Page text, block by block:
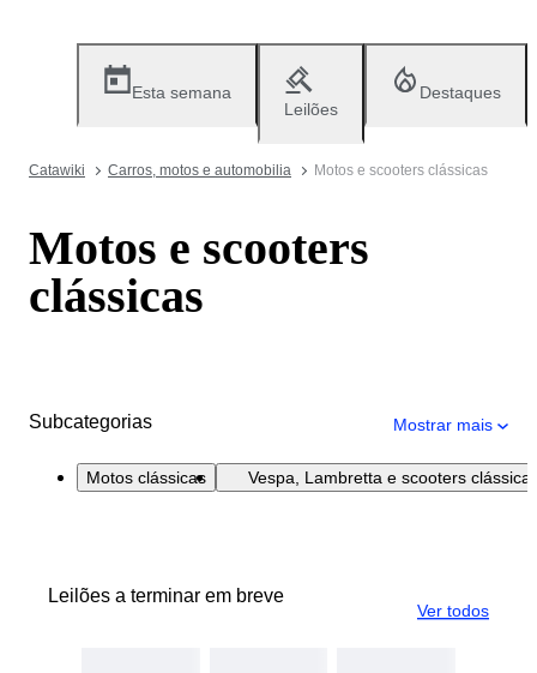
Esta semana
Leilões
Destaques
Catawiki Carros, motos e automobilia Motos e scooters clássicas
Motos e scooters
clássicas
Subcategorias Mostrar mais
Motos clássicas Vespa, Lambretta e scooters
Leilões a terminar em breve
Ver todos